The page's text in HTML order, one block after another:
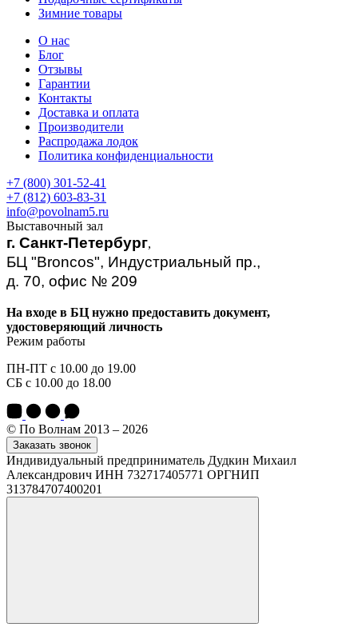
Зимние товары
О нас
Блог
Отзывы
Гарантии
Контакты
Доставка и оплата
Производители
Распродажа лодок
Политика конфиденциальности
+7 (800) 301-52-41
+7 (812) 603-83-31
info@povolnam5.ru
Выставочный зал
г. Санкт-Петербург,
БЦ "Broncos", Индустриальный пр.,
д. 70, офис № 209
На входе в БЦ нужно предоставить документ,
удостоверяющий личность
Режим работы
ПН-ПТ с 10.00 до 19.00
СБ с 10.00 до 18.00
© По Волнам 2013 – 2026
Заказать звонок
Индивидуальный предприниматель Дудкин Михаил
Александрович ИНН 732717405771 ОРГНИП
313784707400201